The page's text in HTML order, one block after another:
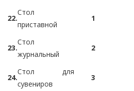
22.
Стол
приставной
1
23.
Стол
журнальный
2
24.
Стол для
сувениров
3